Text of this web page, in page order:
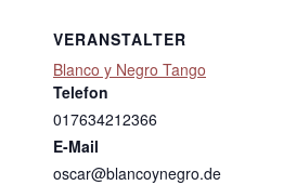
VERANSTALTER
Blanco y Negro Tango
Telefon
017634212366
E-Mail
oscar@blancoynegro.de